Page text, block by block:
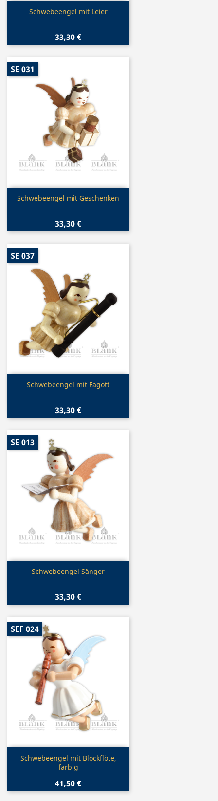
Vorschau
Schwebeengel mit Leier
33,30 €
Vorschau
Schwebeengel mit Geschenken
33,30 €
SE 031
Vorschau
Schwebeengel mit Fagott
33,30 €
SE 037
Vorschau
Schwebeengel Sänger
33,30 €
SE 013
Vorschau
Schwebeengel mit Blockflöte,
farbig
41,50 €
SEF 024